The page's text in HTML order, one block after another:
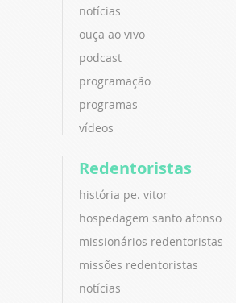
notícias
ouça ao vivo
podcast
programação
programas
vídeos
Redentoristas
história pe. vitor
hospedagem santo afonso
missionários redentoristas
missões redentoristas
notícias